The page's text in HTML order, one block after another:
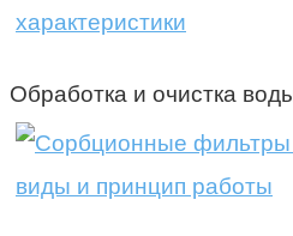
характеристики
Обработка и очистка